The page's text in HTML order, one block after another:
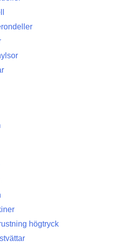
högtryck